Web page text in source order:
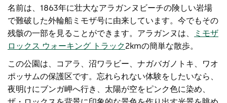
名前は、1863年に壮大なアラガンヌビーチの険しい岩場
で難破した外輪船ミモザ号に由来しています。今でもその
残骸の一部を見ることができます。アラガンヌは、
ミモザ
ロックス ウォーキング トラック2kmの簡単な散歩。
この公園は、コアラ、沼ワラビー、ナガバガノトキ、ワオ
ポッサムの保護区です。忘れられない体験をしたいなら、
夜明けにブンガ岬へ行き、太陽が空をピンク色に染め、